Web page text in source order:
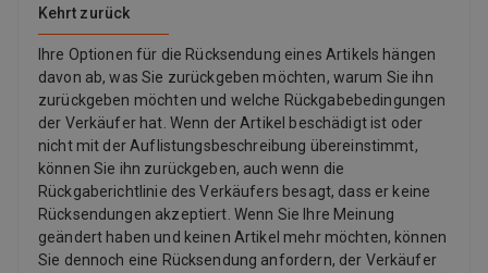
Kehrt zurück
Ihre Optionen für die Rücksendung eines Artikels hängen
davon ab, was Sie zurückgeben möchten, warum Sie ihn
zurückgeben möchten und welche Rückgabebedingungen
der Verkäufer hat. Wenn der Artikel beschädigt ist oder
nicht mit der Auflistungsbeschreibung übereinstimmt,
können Sie ihn zurückgeben, auch wenn die
Rückgaberichtlinie des Verkäufers besagt, dass er keine
Rücksendungen akzeptiert. Wenn Sie Ihre Meinung
geändert haben und keinen Artikel mehr möchten, können
Sie dennoch eine Rücksendung anfordern, der Verkäufer